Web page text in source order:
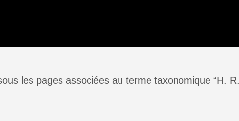
les pages associées au terme taxonomique “H. R.